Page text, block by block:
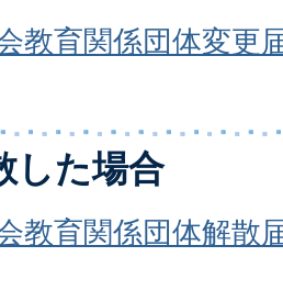
教育関係団体変更
した場合
教育関係団体解散